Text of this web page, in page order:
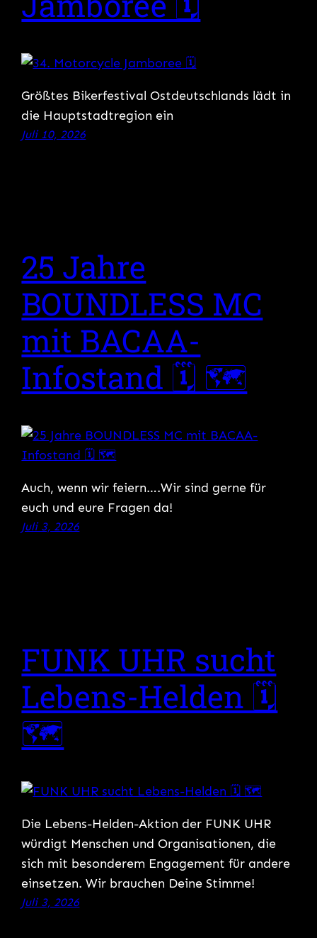
Größtes Bikerfestival Ostdeutschlands lädt in
die Hauptstadtregion ein
Juli 10, 2026
25 Jahre
BOUNDLESS MC
mit BACAA-
Infostand 🗓 🗺
Auch, wenn wir feiern….Wir sind gerne für
euch und eure Fragen da!
Juli 3, 2026
FUNK UHR sucht
Lebens-Helden 🗓
🗺
Die Lebens-Helden-Aktion der FUNK UHR
würdigt Menschen und Organisationen, die
sich mit besonderem Engagement für andere
einsetzen. Wir brauchen Deine Stimme!
Juli 3, 2026